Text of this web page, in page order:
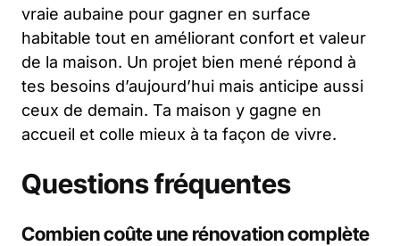
vraie aubaine pour gagner en surface
habitable tout en améliorant confort et valeur
de la maison. Un projet bien mené répond à
tes besoins d’aujourd’hui mais anticipe aussi
ceux de demain. Ta maison y gagne en
accueil et colle mieux à ta façon de vivre.
Questions fréquentes
Combien coûte une rénovation complète